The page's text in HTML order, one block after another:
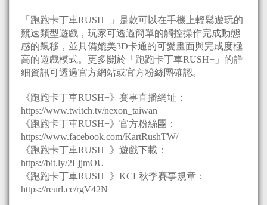
「跑跑卡丁車RUSH+」是款可以在手機上輕鬆遊玩的
競速類型遊戲，玩家可透過簡單的觸控操作完成動態
感的飄移，並具備媲美3D卡通的可愛畫面與完成度極
高的遊戲模式。更多關於「跑跑卡丁車RUSH+」的詳
細資訊可透過官方網站或官方粉絲團確認。
《跑跑卡丁車RUSH+》賽事直播網址：
https://www.twitch.tv/nexon_taiwan
《跑跑卡丁車RUSH+》官方粉絲團：
https://www.facebook.com/KartRushTW/
《跑跑卡丁車RUSH+》遊戲下載：
https://bit.ly/2LjjmOU
《跑跑卡丁車RUSH+》KCL秋季賽事規章：
https://reurl.cc/rgV42N